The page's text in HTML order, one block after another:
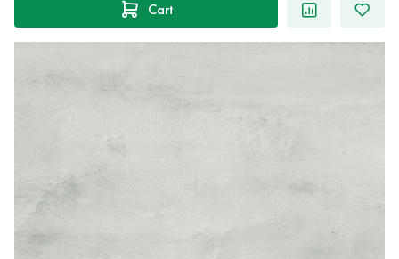
Cart